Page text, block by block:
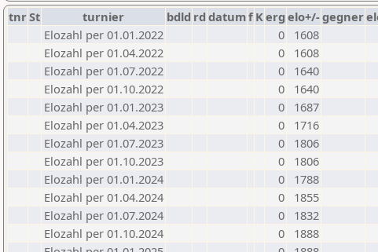
tnrSt turnier bdld rd datumf Kerg elo+/-gegner
Elozahl per 01.01.2022
0
1608
Elozahl per 01.04.2022
0
1608
Elozahl per 01.07.2022
0
1640
Elozahl per 01.10.2022
0
1640
Elozahl per 01.01.2023
0
1687
Elozahl per 01.04.2023
0
1716
Elozahl per 01.07.2023
0
1806
Elozahl per 01.10.2023
0
1806
Elozahl per 01.01.2024
0
1788
Elozahl per 01.04.2024
0
1855
Elozahl per 01.07.2024
0
1832
Elozahl per 01.10.2024
0
1888